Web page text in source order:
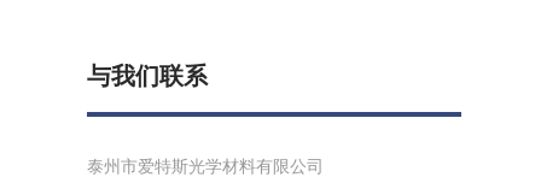
与我们联系
泰州市爱特斯光学材料有限公司